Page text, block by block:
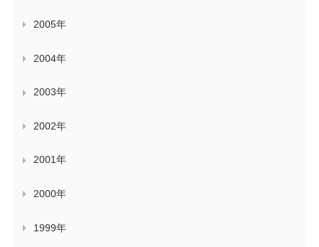
2005年
2004年
2003年
2002年
2001年
2000年
1999年